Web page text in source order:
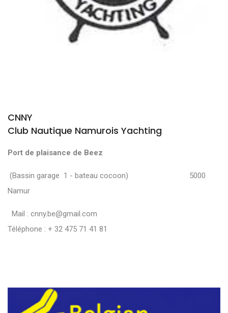
CNNY
Club Nautique Namurois Yachting
Port de plaisance de Beez
(Bassin garage 1 - bateau cocoon) 5000
Namur
Mail : cnny.be@gmail.com
Téléphone : + 32 475 71 41 81